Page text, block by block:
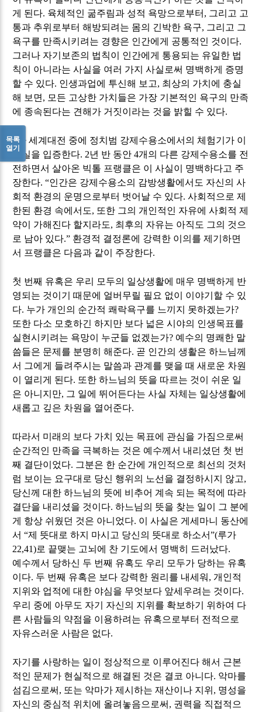
게 된다. 육체적인 굶주림과 성적 욕망으로부터 , 그리고 고
통과 추위로부터 해방되려는 몸의 긴박한 욕구, 그리고 그
욕구를 만족시키려는 경향은 인간에게 공통적인 것이다.
그러나 자기보존의 법칙이 인간에게 통용되는 유일한 법
칙이 아니라는 사실을 여러 가지 사실로써 명백하게 증명
할 수 있다. 인생과업에 투신해 보고, 최상의 가치에 충실
해 보면 , 모든 고상한 가치들은 가장 기본적인 욕구의 만족
에 종속된다는 견해가 거짓이라는 것을 밝힐 수 있다.
2차 세계대전 중에 정치범 강제수용소에서의 체험기가 이
사실을 입증한다. 2년 반 동안4개의 다른 강제수용소를 전
전하면서 살아온 빅톨 프랭클은 이 사실이 명백하다고 주
장한다. “인간은 강제수용소의 감방생활에서도 자신의 사
회적 환경의 운명으로부터 벗어날 수 있다.사회적으로 제
한된 환경 속에서도, 또한 그의 개인적인 자유에 사회적 제
약이 가해진다 할지라도, 최후의 자유는 아직도 그의 것으
로 남아 있다.” 환경적 결정론에 강력한 이의를 제기하면
서 프랭클은 다음과 같이 주장한다.
첫 번째 유혹은 우리 모두의 일상생활에 매우 명백하게 반
영되는 것이기 때문에 얼버무릴 필요 없이 이야기할 수 있
다. 누가 개인의 순간적 쾌락욕구를 느끼지 못하겠는가?
또한 다소 모호하긴 하지만 보다 넓은 시야의 인생목표를
실현시키려는 욕망이 누군들 없겠는가? 예수의 명쾌한 말
씀들은 문제를 분명히 해준다. 곧 인간의 생활은 하느님께
서 그에게 들려주시는 말씀과 관계를 맺을 때 새로운 차원
이 열리게 된다. 또한 하느님의 뜻을 따르는 것이 쉬운 일
은 아니지만, 그 일에 뛰어든다는 사실 자체는 일상생활에
새롭고 깊은 차원을 열어준다.
따라서 미래의 보다 가치 있는 목표에 관심을 가짐으로써
순간적인 만족을 극복하는 것은 예수께서 내리셨던 첫 번
째 결단이었다. 그분은 한 순간에 개인적으로 최선의 것처
럼 보이는 요구대로 당신 행위의 노선을 결정하시지 않고,
당신께 대한 하느님의 뜻에 비추어 계속 되는 목적에 따라
결단을 내리셨을 것이다.하느님의 뜻을 찾는 일이 그 분에
게 항상 쉬웠던 것은 아니었다. 이 사실은 게세마니 동산에
서“제 뜻대로 하지 마시고 당신의 뜻대로 하소서”(루가
22,41)로 끝맺는 고뇌에 찬 기도에서 명백히 드러났다.
예수께서 당하신 두 번째 유혹도 우리 모두가 당하는 유혹
이다. 두 번째 유혹은 보다 강력한 원리를 내세워 ,개인적
지위와 업적에 대한 야심을 무엇보다 앞세우려는 것이다.
우리 중에 아무도 자기 자신의 지위를 확보하기 위하여 다
른 사람들의 약점을 이용하려는 유혹으로부터 전적으로
자유스러운 사람은 없다.
자기를 사랑하는 일이 정상적으로 이루어진다 해서 근본
적인 문제가 현실적으로 해결된 것은 결코 아니다. 악마를
섬김으로써 , 또는 악마가 제시하는 재산이나 지위 , 명성을
자신의 중심적 위치에 올려놓음으로써 , 권력을 직접적으
목록
열기